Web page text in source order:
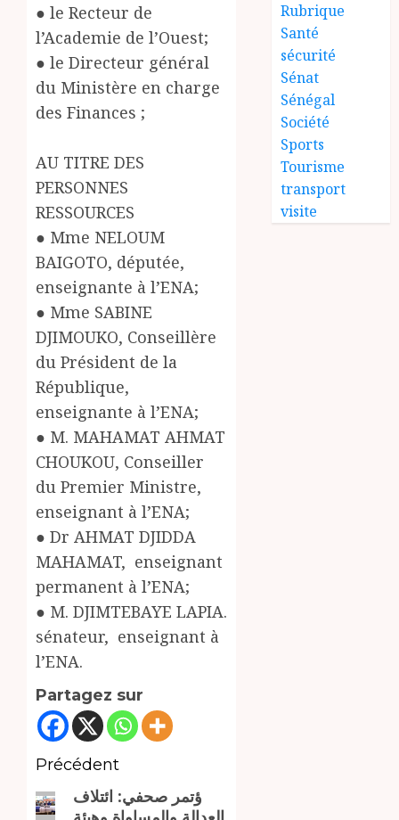
● le Recteur de
l’Academie de l’Ouest;
● le Directeur général
du Ministère en charge
des Finances ;
AU TITRE DES
PERSONNES
RESSOURCES
● Mme NELOUM
BAIGOTO, députée,
enseignante à l’ENA;
● Mme SABINE
DJIMOUKO, Conseillère
du Président de la
République,
enseignante à l’ENA;
● M. MAHAMAT AHMAT
CHOUKOU, Conseiller
du Premier Ministre,
enseignant à l’ENA;
● Dr AHMAT DJIDDA
MAHAMAT, enseignant
permanent à l’ENA;
● M. DJIMTEBAYE LAPIA.
sénateur, enseignant à
l’ENA.
Partagez sur
Navigation
d’article
Précédent
Articleؤتمر صحفي: ائتلاف
Rubrique
Santé
sécurité
Sénat
Sénégal
Société
Sports
Tourisme
transport
visite